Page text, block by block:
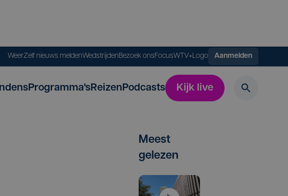
WeerZelf nieuws meldenWedstrijdenBezoek onsFocusWTV+Logo Aanmelden
Programma'sReizenPodcasts Kijk live
Meest
gelezen